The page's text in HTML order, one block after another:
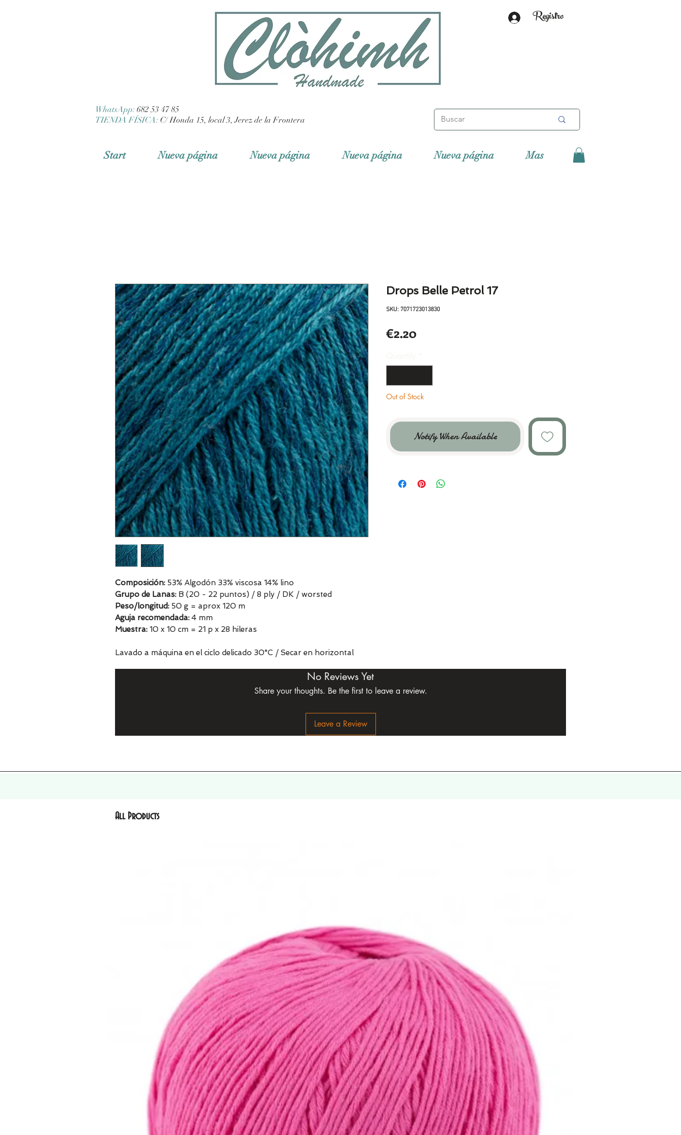
Registro
WhatsApp: 682 53 47 85
TIENDA FÍSICA: C/ Honda 15, local 3, Jerez de la Frontera
Start Nueva página Nueva página Nueva página Nueva página Mas
Composición: 53% Algodón 33% viscosa 14% lino
Grupo de Lanas: B (20 - 22 puntos) / 8 ply / DK / worsted
Peso/longitud: 50 g = aprox 120 m
Aguja recomendada: 4 mm
Muestra: 10 x 10 cm = 21 p x 28 hileras
Lavado a máquina en el ciclo delicado 30°C / Secar en horizontal
Drops Belle Petrol 17
SKU: 7071723013830
€2.20Price
Out of Stock
Notify When Available
No Reviews Yet
Share your thoughts. Be the first to leave a review.
Leave a Review
All Products